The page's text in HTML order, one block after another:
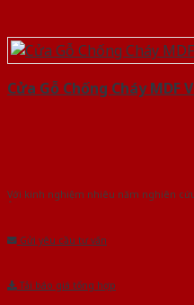
Cửa Gỗ Chống Cháy MDF
Với kinh nghiệm nhiêu năm nghiên
Gửi yêu cầu tư vấn
Tải báo giá tổng hợp